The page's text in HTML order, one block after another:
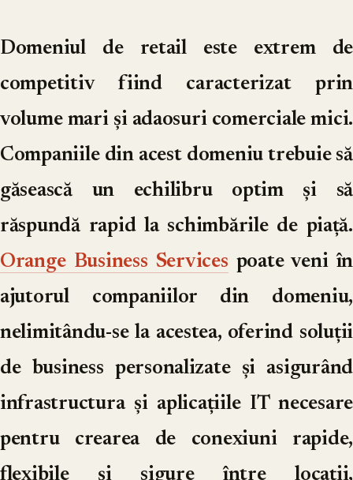
Domeniul de retail este extrem de
competitiv fiind caracterizat prin
volume mari și adaosuri comerciale mici.
Companiile din acest domeniu trebuie să
găsească un echilibru optim și să
răspundă rapid la schimbările de piață.
Orange Business Services poate veni în
ajutorul companiilor din domeniu,
nelimitându-se la acestea, oferind soluții
de business personalizate și asigurând
infrastructura și aplicațiile IT necesare
pentru crearea de conexiuni rapide,
flexibile și sigure între locații,